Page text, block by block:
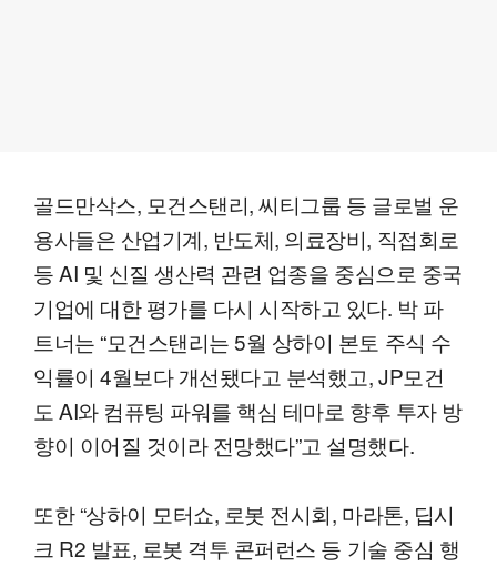
골드만삭스, 모건스탠리, 씨티그룹 등 글로벌 운
용사들은 산업기계, 반도체, 의료장비, 직접회로
등 AI 및 신질 생산력 관련 업종을 중심으로 중국
기업에 대한 평가를 다시 시작하고 있다. 박 파
트너는 “모건스탠리는 5월 상하이 본토 주식 수
익률이 4월보다 개선됐다고 분석했고, JP모건
도 AI와 컴퓨팅 파워를 핵심 테마로 향후 투자 방
향이 이어질 것이라 전망했다”고 설명했다.
또한 “상하이 모터쇼, 로봇 전시회, 마라톤, 딥시
크 R2 발표, 로봇 격투 콘퍼런스 등 기술 중심 행